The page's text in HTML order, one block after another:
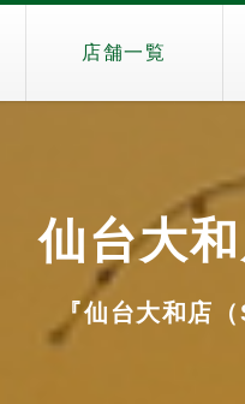
店舗一覧
仙台大
『仙台大和店